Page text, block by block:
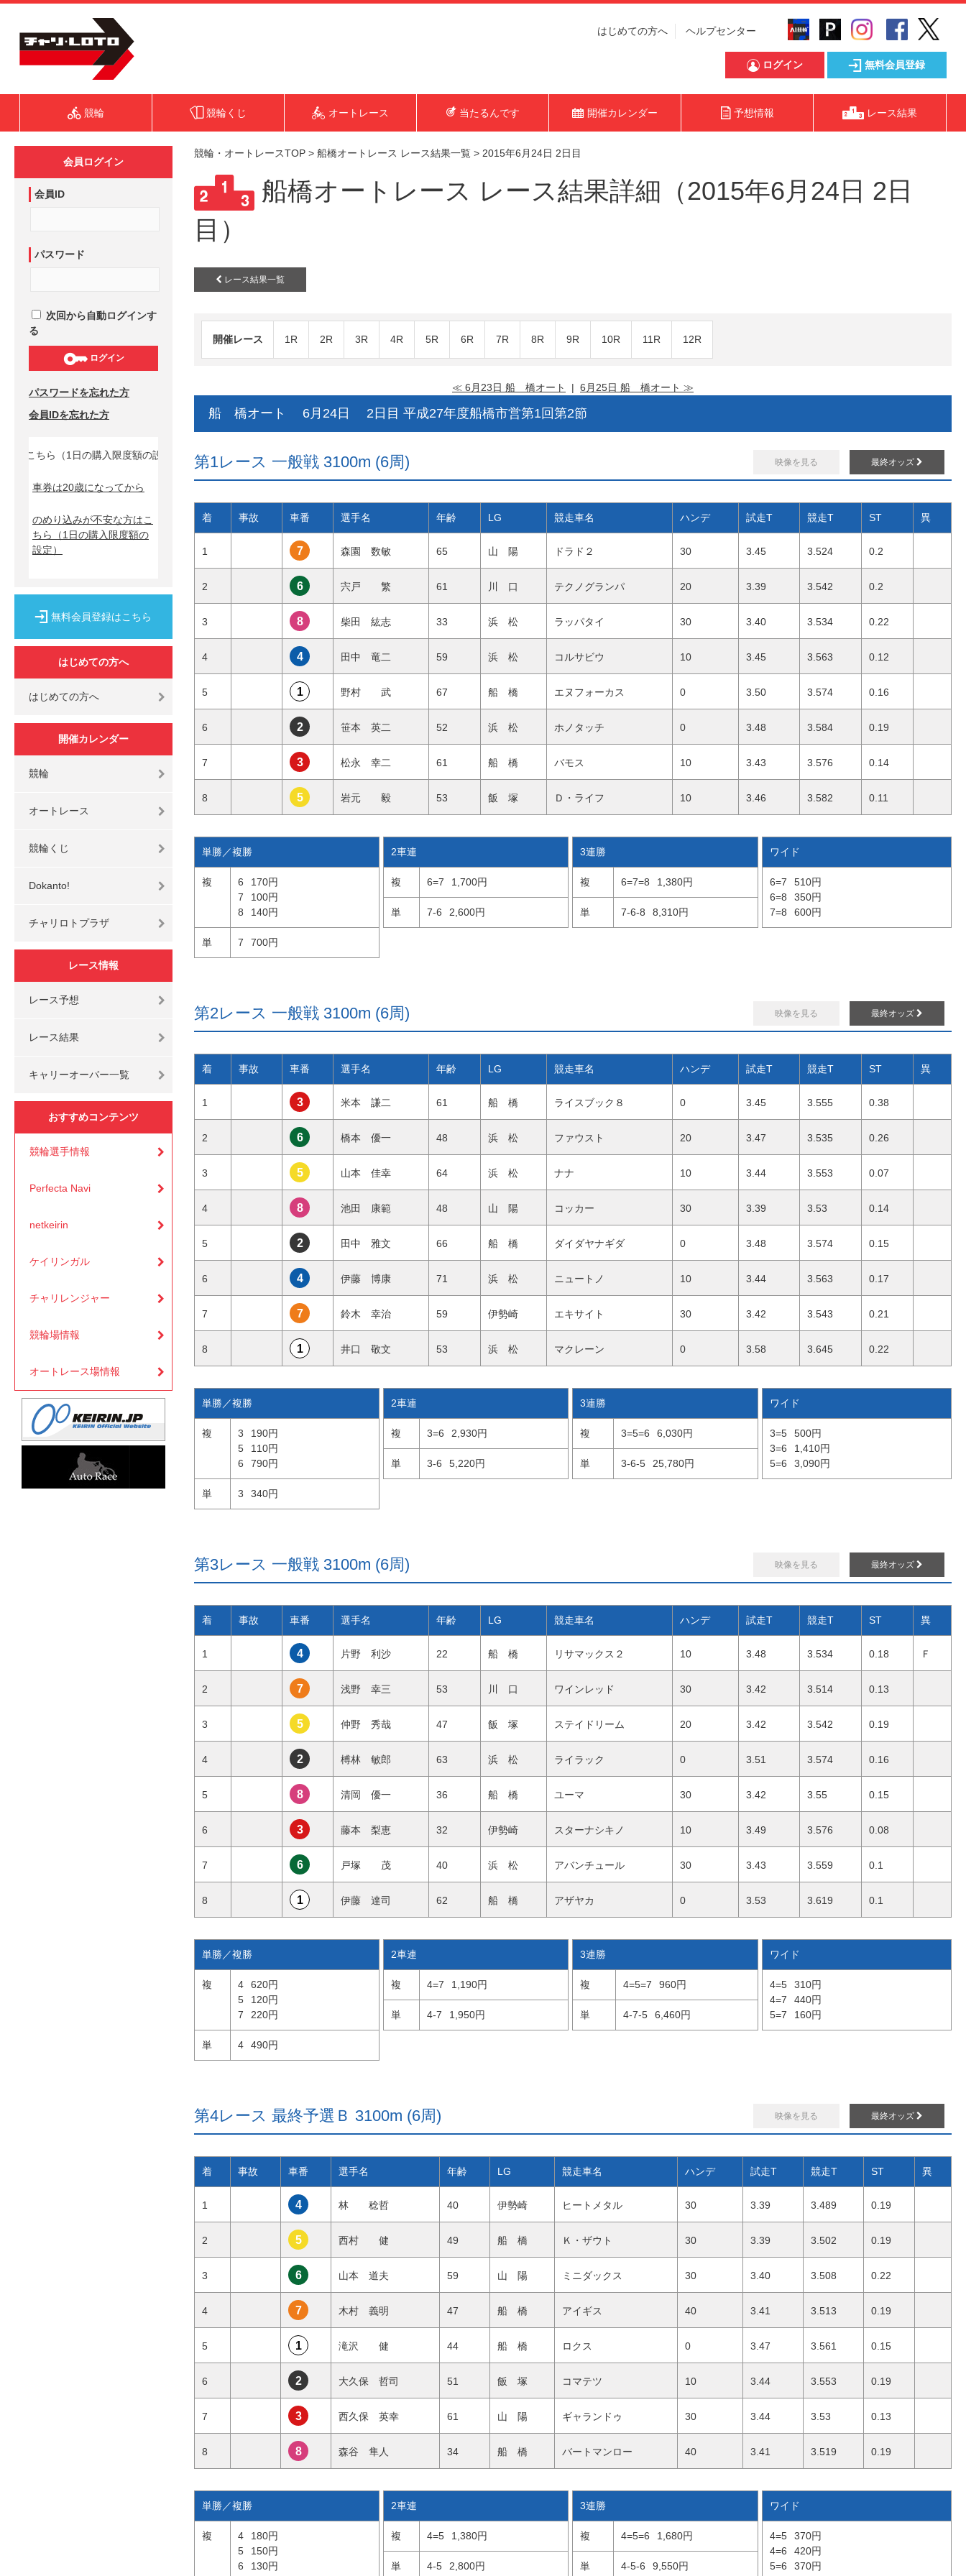
はじめての方へ ヘルプセンター
ログイン 無料会員登録
競輪 競輪くじ オートレース 当たるんです 開催カレンダー 予想情報 レース結果
会員ログイン
会員ID
パスワード
次回から自動ログインす
る
ログイン
パスワードを忘れた方
会員IDを忘れた方
（1日の購入限度額の設定）↓
車券は20歳になってから
のめり込みが不安な方はこ
ちら
（1日の購入限度額の
設定）
無料会員登録はこちら
はじめての方へ
はじめての方へ
開催カレンダー
競輪
オートレース
競輪くじ
Dokanto!
チャリロトプラザ
レース情報
レース予想
レース結果
キャリーオーバー一覧
おすすめコンテンツ
競輪選手情報
Perfecta Navi
netkeirin
ケイリンガル
チャリレンジャー
競輪場情報
オートレース場情報
競輪・オートレースTOP > 船橋オートレース レース結果一覧 > 2015年6月24日 2日目
船橋オートレース レース結果詳細（2015年6月24日 2日
目）
レース結果一覧
開催レース 1R 2R 3R 4R 5R 6R 7R 8R 9R 10R 11R 12R
≪ 6月23日 船 橋オート | 6月25日 船 橋オート ≫
船 橋オート 6月24日 2日目 平成27年度船橋市営第1回第2節
第1レース 一般戦 3100m (6周) 映像を見る 最終オッズ
着 事故 車番 選手名 年齢 LG 競走車名 ハンデ 試走T 競走T ST 異
1 7 森園 数敏 65 山 陽 ドラド２ 30 3.45 3.524 0.2
2 6 宍戸 繁 61 川 口 テクノグランパ 20 3.39 3.542 0.2
3 8 柴田 紘志 33 浜 松 ラッパタイ 30 3.40 3.534 0.22
4 4 田中 竜二 59 浜 松 コルサビウ 10 3.45 3.563 0.12
5 1 野村 武 67 船 橋 エヌフォーカス 0 3.50 3.574 0.16
6 2 笹本 英二 52 浜 松 ホノタッチ 0 3.48 3.584 0.19
7 3 松永 幸二 61 船 橋 バモス 10 3.43 3.576 0.14
8 5 岩元 毅 53 飯 塚 Ｄ・ライフ 10 3.46 3.582 0.11
単勝／複勝
複 6
170円
7
100円
8
140円
単 7 700円
2車連
複 6=7 1,700円
単 7-6 2,600円
3連勝
複 6=7=8 1,380円
単 7-6-8 8,310円
ワイド
6=7
510円
6=8
350円
7=8
600円
第2レース 一般戦 3100m (6周) 映像を見る 最終オッズ
着 事故 車番 選手名 年齢 LG 競走車名 ハンデ 試走T 競走T ST 異
1 3 米本 謙二 61 船 橋 ライスブック８ 0 3.45 3.555 0.38
2 6 橋本 優一 48 浜 松 ファウスト 20 3.47 3.535 0.26
3 5 山本 佳幸 64 浜 松 ナナ 10 3.44 3.553 0.07
4 8 池田 康範 48 山 陽 コッカー 30 3.39 3.53 0.14
5 2 田中 雅文 66 船 橋 ダイダヤナギダ 0 3.48 3.574 0.15
6 4 伊藤 博康 71 浜 松 ニュートノ 10 3.44 3.563 0.17
7 7 鈴木 幸治 59 伊勢崎 エキサイト 30 3.42 3.543 0.21
8 1 井口 敬文 53 浜 松 マクレーン 0 3.58 3.645 0.22
単勝／複勝
複 3
190円
5
110円
6
790円
単 3 340円
2車連
複 3=6 2,930円
単 3-6 5,220円
3連勝
複 3=5=6 6,030円
単 3-6-5 25,780円
ワイド
3=5
500円
3=6
1,410円
5=6
3,090円
第3レース 一般戦 3100m (6周) 映像を見る 最終オッズ
着 事故 車番 選手名 年齢 LG 競走車名 ハンデ 試走T 競走T ST 異
1 4 片野 利沙 22 船 橋 リサマックス２ 10 3.48 3.534 0.18 Ｆ
2 7 浅野 幸三 53 川 口 ワインレッド 30 3.42 3.514 0.13
3 5 仲野 秀哉 47 飯 塚 ステイドリーム 20 3.42 3.542 0.19
4 2 榑林 敏郎 63 浜 松 ライラック 0 3.51 3.574 0.16
5 8 清岡 優一 36 船 橋 ユーマ 30 3.42 3.55 0.15
6 3 藤本 梨恵 32 伊勢崎 スターナシキノ 10 3.49 3.576 0.08
7 6 戸塚 茂 40 浜 松 アバンチュール 30 3.43 3.559 0.1
8 1 伊藤 達司 62 船 橋 アザヤカ 0 3.53 3.619 0.1
単勝／複勝
複 4
620円
5
120円
7
220円
単 4 490円
2車連
複 4=7 1,190円
単 4-7 1,950円
3連勝
複 4=5=7 960円
単 4-7-5 6,460円
ワイド
4=5
310円
4=7
440円
5=7
160円
第4レース 最終予選Ｂ 3100m (6周) 映像を見る 最終オッズ
着 事故 車番 選手名 年齢 LG 競走車名 ハンデ 試走T 競走T ST 異
1 4 林 稔哲 40 伊勢崎 ヒートメタル 30 3.39 3.489 0.19
2 5 西村 健 49 船 橋 Ｋ・ザウト 30 3.39 3.502 0.19
3 6 山本 道夫 59 山 陽 ミニダックス 30 3.40 3.508 0.22
4 7 木村 義明 47 船 橋 アイギス 40 3.41 3.513 0.19
5 1 滝沢 健 44 船 橋 ロクス 0 3.47 3.561 0.15
6 2 大久保 哲司 51 飯 塚 コマテツ 10 3.44 3.553 0.19
7 3 西久保 英幸 61 山 陽 ギャランドゥ 30 3.44 3.53 0.13
8 8 森谷 隼人 34 船 橋 バートマンロー 40 3.41 3.519 0.19
単勝／複勝
複 4
180円
5
150円
6
130円
2車連
複 4=5 1,380円
単 4-5 2,800円
3連勝
複 4=5=6 1,680円
単 4-5-6 9,550円
ワイド
4=5
370円
4=6
420円
5=6
370円